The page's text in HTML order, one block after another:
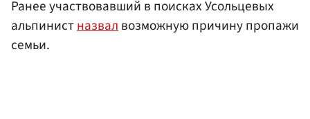
Ранее участвовавший в поисках Усольцевых
альпинистназвалвозможную причину пропажи
семьи.